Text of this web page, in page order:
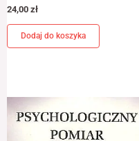
24,00 zł
Dodaj do koszyka